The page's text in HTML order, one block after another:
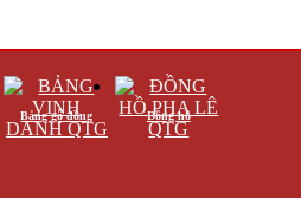
Bảng gỗ đồng Đồng hồ